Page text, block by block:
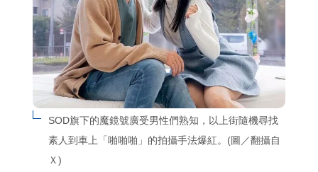
SOD旗下的魔鏡號廣受男性們熟知，以上街隨機尋找
素人到車上「啪啪啪」的拍攝手法爆紅。(圖／翻攝自
Ｘ)